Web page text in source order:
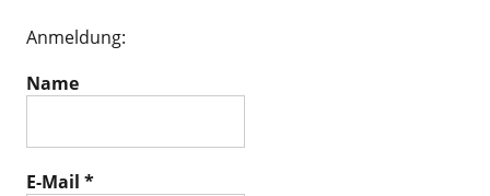
Anmeldung:
Name
E-Mail *